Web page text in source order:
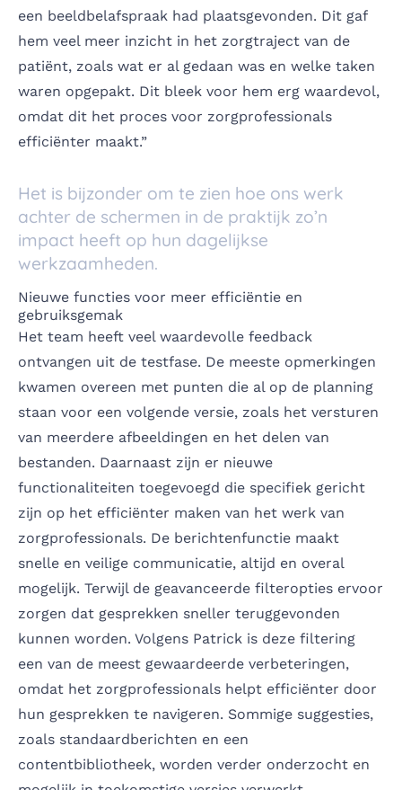
een beeldbelafspraak had plaatsgevonden. Dit gaf
hem veel meer inzicht in het zorgtraject van de
patiënt, zoals wat er al gedaan was en welke taken
waren opgepakt. Dit bleek voor hem erg waardevol,
omdat dit het proces voor zorgprofessionals
efficiënter maakt.”
Het is bijzonder om te zien hoe ons werk
achter de schermen in de praktijk zo’n
impact heeft op hun dagelijkse
werkzaamheden.
Nieuwe functies voor meer efficiëntie en
gebruiksgemak
Het team heeft veel waardevolle feedback
ontvangen uit de testfase. De meeste opmerkingen
kwamen overeen met punten die al op de planning
staan voor een volgende versie, zoals het versturen
van meerdere afbeeldingen en het delen van
bestanden. Daarnaast zijn er nieuwe
functionaliteiten toegevoegd die specifiek gericht
zijn op het efficiënter maken van het werk van
zorgprofessionals. De berichtenfunctie maakt
snelle en veilige communicatie, altijd en overal
mogelijk. Terwijl de geavanceerde filteropties ervoor
zorgen dat gesprekken sneller teruggevonden
kunnen worden. Volgens Patrick is deze filtering
een van de meest gewaardeerde verbeteringen,
omdat het zorgprofessionals helpt efficiënter door
hun gesprekken te navigeren. Sommige suggesties,
zoals standaardberichten en een
contentbibliotheek, worden verder onderzocht en